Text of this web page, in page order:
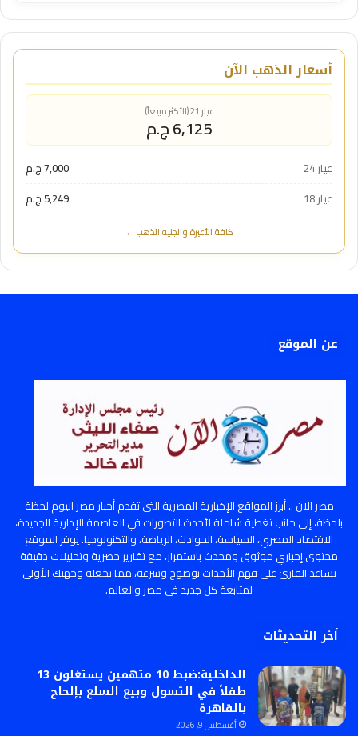
أسعار الذهب الآن
عيار 21 (الأكثر مبيعاً)
6,125 ج.م
عيار 24
7,000 ج.م
عيار 18
5,249 ج.م
كافة الأعيرة والجنيه الذهب ←
عن الموقع
مصر الان .. أبرز المواقع الإخبارية المصرية التي تقدم أخبار مصر اليوم لحظة
بلحظة، إلى جانب تغطية شاملة لأحدث التطورات في العاصمة الإدارية الجديدة،
الاقتصاد المصري، السياسة، الحوادث، الرياضة، والتكنولوجيا. يوفر الموقع
محتوى إخباري موثوق ومحدث باستمرار، مع تقارير حصرية وتحليلات دقيقة
تساعد القارئ على فهم الأحداث بوضوح وسرعة، مما يجعله وجهتك الأولى
لمتابعة كل جديد في مصر والعالم.
أخر التحديثات
الداخلية:ضبط 10 متهمين يستغلون 13
طفلاً في التسول وبيع السلع بإلحاح
بالقاهرة
أغسطس 9, 2026